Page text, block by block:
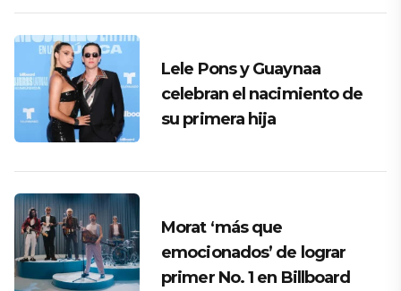
Lele Pons y Guaynaa
celebran el nacimiento de
su primera hija
Morat ‘más que
emocionados’ de lograr
primer No. 1 en Billboard